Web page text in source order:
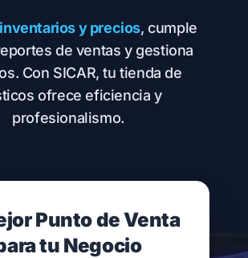
inventarios y precios, cumple
de ventas y gestiona
Con SICAR, tu tienda de
ofrece eficiencia y
profesionalismo.
Punto de Venta
tu Negocio